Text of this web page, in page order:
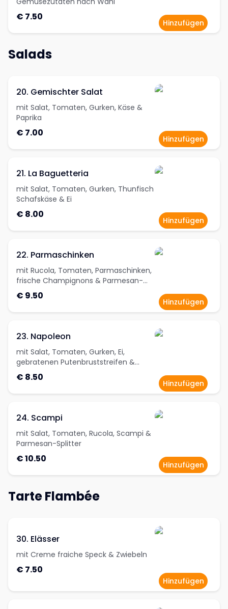
€ 7.50
Hinzufügen
Salads
20. Gemischter Salat
mit Salat, Tomaten, Gurken, Käse &
Paprika
€ 7.00
Hinzufügen
21. La Baguetteria
mit Salat, Tomaten, Gurken, Thunfisch
Schafskäse & Ei
€ 8.00
Hinzufügen
22. Parmaschinken
mit Rucola, Tomaten, Parmaschinken,
frische Champignons & Parmesan-
Splitter
€ 9.50
Hinzufügen
23. Napoleon
mit Salat, Tomaten, Gurken, Ei,
gebratenen Putenbruststreifen &
gebratenen Champignons
€ 8.50
Hinzufügen
24. Scampi
mit Salat, Tomaten, Rucola, Scampi &
Parmesan-Splitter
€ 10.50
Hinzufügen
Tarte Flambée
30. Elässer
mit Creme fraiche Speck & Zwiebeln
€ 7.50
Hinzufügen